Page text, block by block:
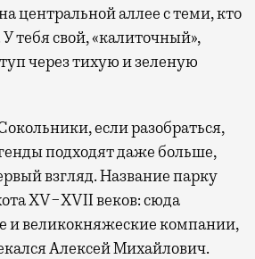
центральной аллее с теми, кто
тебя свой, «калиточный»,
через тихую и зеленую
если разобраться,
подходят даже больше,
взгляд. Название парку
XV−XVII веков: сюда
и великокняжеские компании,
Алексей Михайлович.